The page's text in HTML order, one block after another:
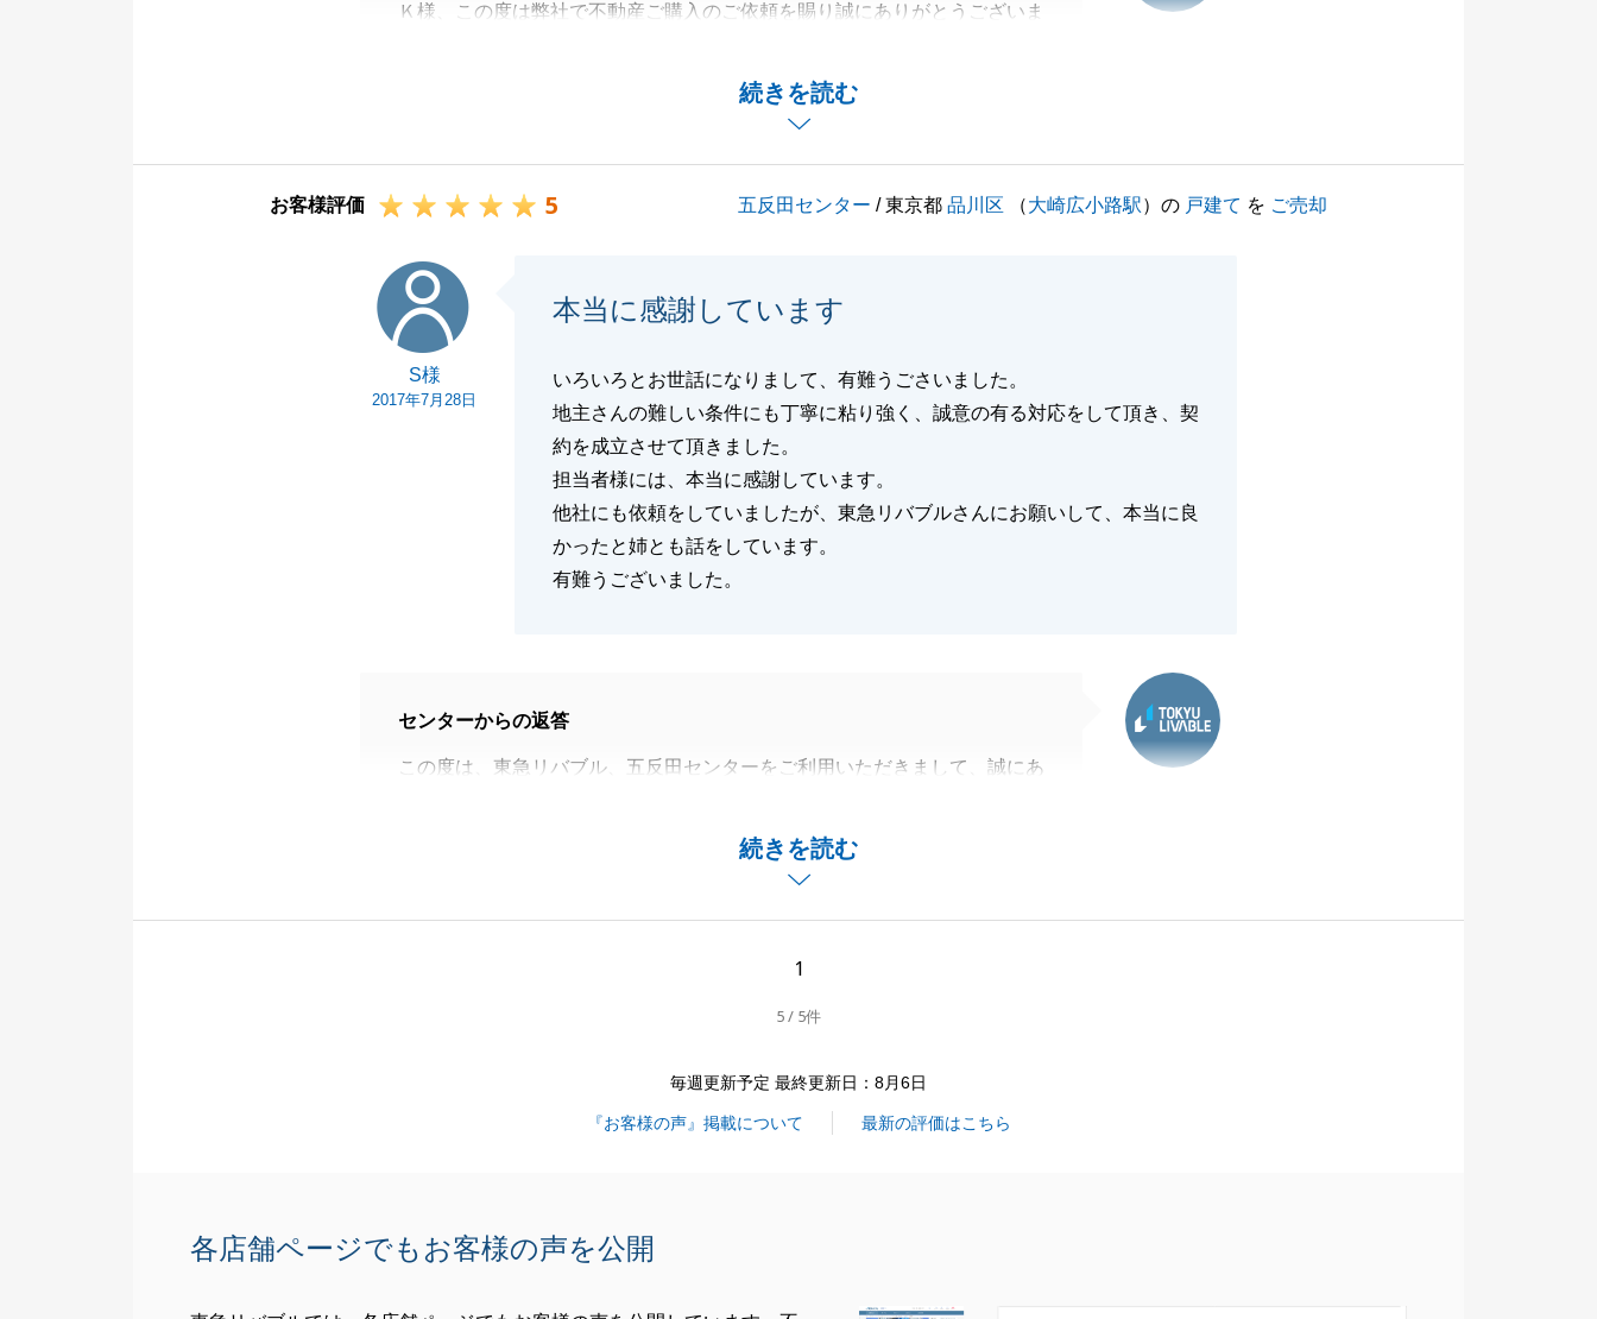
続きを読む
Ｋ様、この度は弊社で不動産ご購入のご依頼を賜り誠にありがとうございま
Ｋ様にとって、より良いご提案ができたのであれば、こちらも非常に嬉しい
またご新居完成後にもご挨拶できればと思っております。
閉じる
お客様評価 5 五反田センター / 東京都品川区 （大崎広小路駅）の 戸建て を ご売却
S様
2017年7月28日
本当に感謝しています
いろいろとお世話になりまして、有難うごさいました。
地主さんの難しい条件にも丁寧に粘り強く、誠意の有る対応をして頂き、契
約を成立させて頂きました。
担当者様には、本当に感謝しています。
他社にも依頼をしていましたが、東急リバブルさんにお願いして、本当に良
かったと姉とも話をしています。
有難うございました。
続きを読む
センターからの返答
この度は、東急リバブル、五反田センターをご利用いただきまして、誠にあ
お母様の大切なお住まいのご売却を、微力ながらお手伝いでき、またお役に
1
5 / 5件
毎週更新予定 最終更新日：8月6日
『お客様の声』掲載について 最新の評価はこちら
各店舗ページでもお客様の声を公開